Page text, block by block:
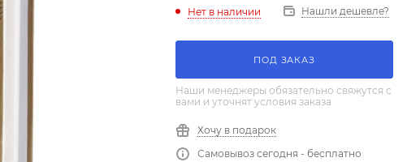
Нет в наличии Нашли дешевле?
ПОД ЗАКАЗ
Наши менеджеры обязательно свяжутся с
вами и уточнят условия заказа
Хочу в подарок
Самовывоз сегодня - бесплатно